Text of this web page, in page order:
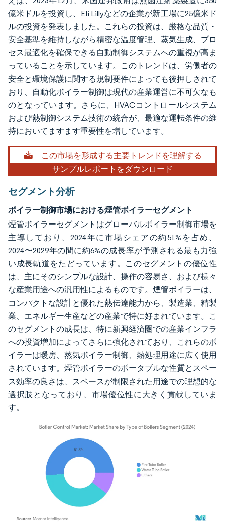
億米ドルを投資し、Eli Lillyなどの企業が新工場に25億米ド
ルの投資を発表しました。これらの投資は、厳格な品質・
安全基準を維持しながら精密な温度管理、蒸気生成、プロ
セス最適化を確保できる自動制御システムへの重視が高ま
っていることを示しています。このトレンドは、労働者の
安全と環境保護に関する規制要件によっても後押しされて
おり、自動化ボイラー制御は現代の産業運営に不可欠なも
のとなっています。さらに、HVACコントロールシステム
および熱制御システム技術の統合が、最適な運転条件の維
持においてますます重要性を増しています。
この市場を形成する主要トレンドを理解する
サンプルレポートをダウンロード
セグメント分析
ボイラー制御市場における煙管ボイラーセグメント
煙管ボイラーセグメントはグローバルボイラー制御市場を
主導しており、2024年に市場シェアの約51%を占め、
2024〜2029年の間に約6%の成長率が予測される最も力強
い成長軌道をたどっています。このセグメントの優位性
は、主にそのシンプルな設計、操作の容易さ、および様々
な産業用途への汎用性によるものです。煙管ボイラーは、
コンパクトな設計と優れた熱伝達能力から、製造業、精製
業、エネルギー生産などの産業で特に好まれています。こ
のセグメントの成長は、特に新興経済圏での産業インフラ
への投資増加によってさらに強化されており、これらのボ
イラーは暖房、蒸気ボイラー制御、熱処理用途に広く使用
されています。煙管ボイラーのポータブルな性質とスペー
ス効率の良さは、スペースが制限された用途での理想的な
選択肢となっており、市場優位性に大きく貢献していま
す。